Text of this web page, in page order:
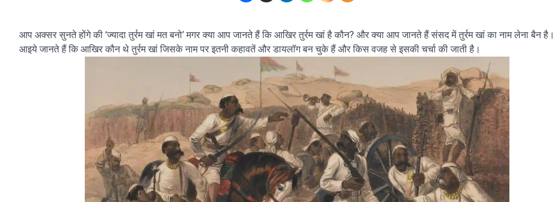
आप अक्सर सुनते होंगे की ‘ज्यादा तुर्रम खां मत बनो’ मगर क्या आप जानते हैं कि आखिर तुर्रम खां है कौन? और क्या आप जानते हैं संसद में तुर्रम खां का नाम लेना बैन है।
आइये जानते हैं कि आखिर कौन थे तुर्रम खां जिसके नाम पर इतनी कहावतें और डायलॉग बन चुके हैं और किस वजह से इसकी चर्चा की जाती है।